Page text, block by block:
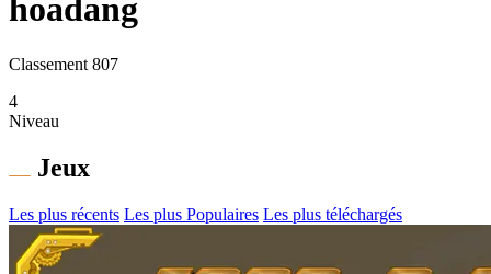
hoadang
Classement 807
4
Niveau
Jeux
Les plus récents Les plus Populaires Les plus téléchargés